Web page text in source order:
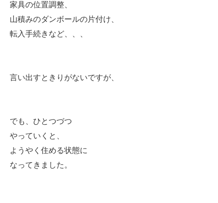
家具の位置調整、
山積みのダンボールの片付け、
転入手続きなど、、、
言い出すときりがないですが、
でも、ひとつづつ
やっていくと、
ようやく住める状態に
なってきました。